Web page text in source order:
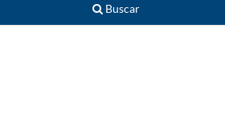
Buscar